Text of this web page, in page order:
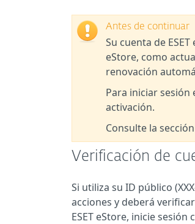
Antes de continuar
Su cuenta de
eStore, como
renovación
Para iniciar sesión
activación.
Consulte la
Verificación de
Si utiliza su ID público
acciones y deberá
ESET eStore, inicie sesión